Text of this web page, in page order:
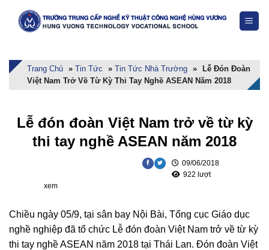
Trang Chủ » Tin Tức » Tin Tức Nhà Trường »
Lễ Đón Đoàn
Việt Nam Trở Về Từ Kỳ Thi Tay Nghề ASEAN Năm 2018
Lễ đón đoàn Việt Nam trở về từ kỳ
thi tay nghề ASEAN năm 2018
09/06/2018
922 lượt
xem
Chiều ngày 05/9, tại sân bay Nội Bài, Tổng cục Giáo dục
nghề nghiệp đã tổ chức Lễ đón đoàn Việt Nam trở về từ kỳ
thi tay nghề ASEAN năm 2018 tại Thái Lan. Đón đoàn Việt